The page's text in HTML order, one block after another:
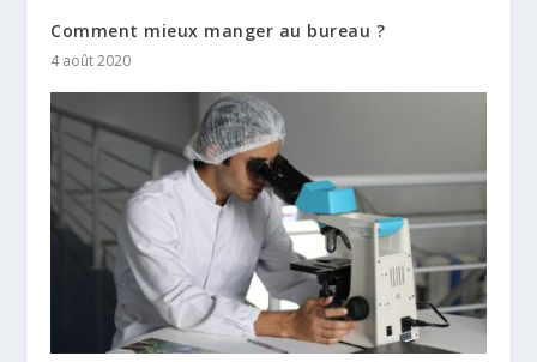
Comment mieux manger au bureau ?
4 août 2020